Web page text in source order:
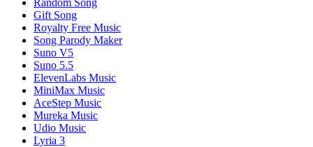
Gift Song
Royalty Free Music
Song Parody Maker
Suno V5
Suno 5.5
ElevenLabs Music
MiniMax Music
AceStep Music
Mureka Music
Udio Music
Lyria 3